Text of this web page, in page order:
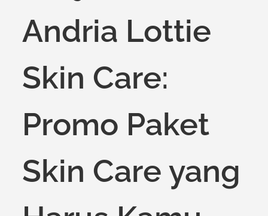
Andria Lottie
Skin Care:
Promo Paket
Skin Care yang